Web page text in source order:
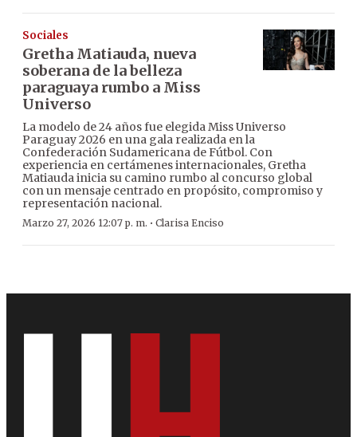
Sociales
Gretha Matiauda, nueva
soberana de la belleza
paraguaya rumbo a Miss
Universo
La modelo de 24 años fue elegida Miss Universo
Paraguay 2026 en una gala realizada en la
Confederación Sudamericana de Fútbol. Con
experiencia en certámenes internacionales, Gretha
Matiauda inicia su camino rumbo al concurso global
con un mensaje centrado en propósito, compromiso y
representación nacional.
Marzo 27, 2026 12:07 p. m. · Clarisa Enciso